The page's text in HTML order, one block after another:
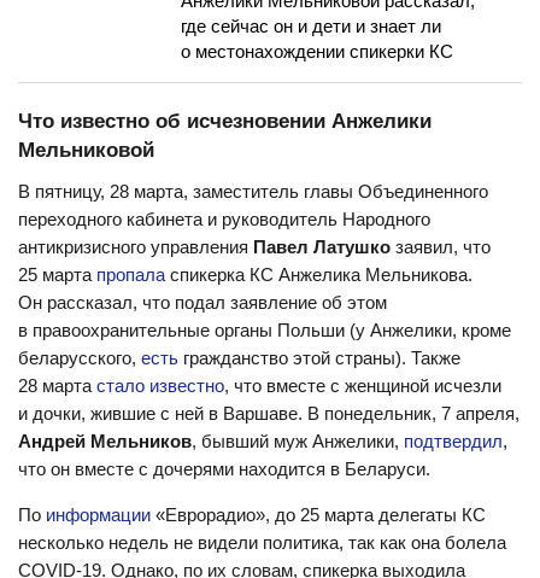
где сейчас он и дети и знает ли
о местонахождении спикерки КС
Что известно об исчезновении Анжелики
Мельниковой
В пятницу, 28 марта, заместитель главы Объединенного
переходного кабинета и руководитель Народного
антикризисного управления Павел Латушко заявил, что
25 марта пропала спикерка КС Анжелика Мельникова.
Он рассказал, что подал заявление об этом
в правоохранительные органы Польши (у Анжелики, кроме
беларусского, есть гражданство этой страны). Также
28 марта стало известно, что вместе с женщиной исчезли
и дочки, жившие с ней в Варшаве. В понедельник, 7 апреля,
Андрей Мельников, бывший муж Анжелики, подтвердил,
что он вместе с дочерями находится в Беларуси.
По информации «Еврорадио», до 25 марта делегаты КС
несколько недель не видели политика, так как она болела
COVID-19. Однако, по их словам, спикерка выходила